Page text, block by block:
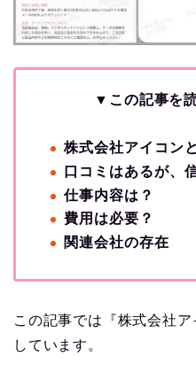
▼この記事を
株式会社アイコン
口コミはあるが、
仕事内容は？
費用は必要？
関連会社の存在
この記事では『株式会社
しています。